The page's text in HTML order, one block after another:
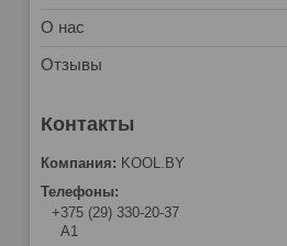
О нас
Отзывы
KOOL.BY
+375 (29) 330-20-37
А1